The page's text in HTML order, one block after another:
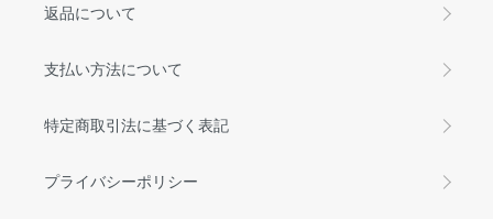
返品について
支払い方法について
特定商取引法に基づく表記
プライバシーポリシー